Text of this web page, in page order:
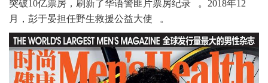
突破10亿票房，刷新了华语警匪片票房纪录 。2018年12
月，彭于晏担任野生救援公益大使 。